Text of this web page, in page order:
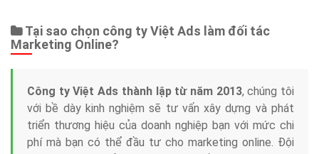
Tại sao chọn công ty Việt Ads làm đối tác
Marketing Online?
Công ty Việt Ads thành lập từ năm 2013, chúng tôi
với bề dày kinh nghiệm sẽ tư vấn xây dựng và phát
triển thương hiệu của doanh nghiệp bạn với mức chi
phí mà bạn có thể đầu tư cho marketing online. Đội